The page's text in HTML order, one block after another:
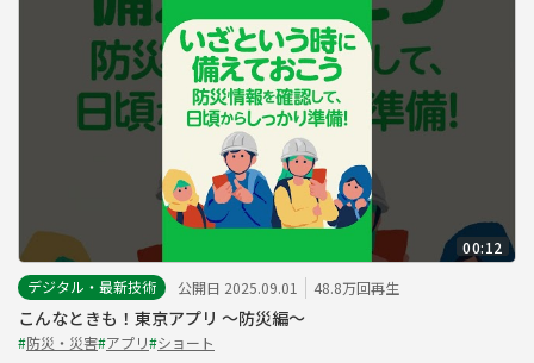
00:12
デジタル・最新技術
公開日 2025.09.01 48.8万回再生
こんなときも！東京アプリ ～防災編～
#防災・災害#アプリ#ショート